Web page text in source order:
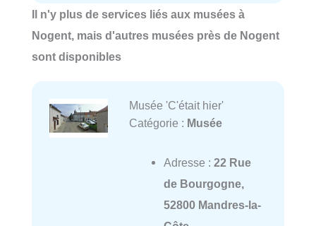
Il n'y plus de services liés aux musées à
Nogent, mais d'autres musées près de Nogent
sont disponibles
Musée 'C'était hier'
Catégorie : Musée
Adresse : 22 Rue
de Bourgogne,
52800 Mandres-la-